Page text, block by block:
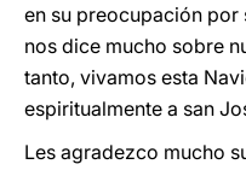
en su preocupación por
nos dice mucho sobre
tanto, vivamos esta
espiritualmente a san
Les agradezco mucho